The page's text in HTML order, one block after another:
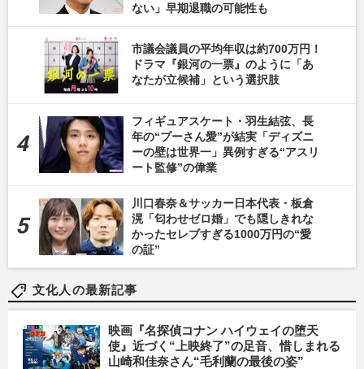
ない」早期退職の可能性も
市議会議員の平均年収は約700万円！
ドラマ『銀河の一票』のように「あ
なたが立候補」という選択肢
フィギュアスケート・羽生結弦、長
年の“プーさん愛”が結実「ディズニ
ーの壁は世界一」異例すぎる“アスリ
ート監修”の偉業
川口春奈＆サッカー日本代表・板倉
滉「匂わせゼロ婚」でも隠しきれな
かったセレブすぎる1000万円の“愛
の証”
文化人の最新記事
映画『名探偵コナン ハイウェイの堕天
使』近づく“上映終了”の足音、惜しまれる
山崎和佳奈さん“毛利蘭の最後の姿”